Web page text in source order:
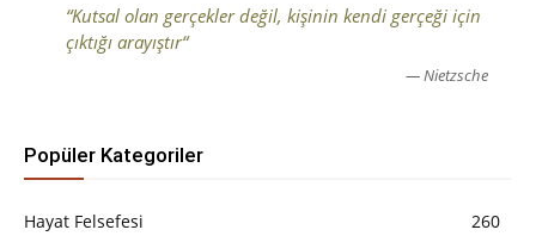
“Kutsal olan gerçekler değil, kişinin kendi gerçeği için
çıktığı arayıştır“
— Nietzsche
Popüler Kategoriler
Hayat Felsefesi
260